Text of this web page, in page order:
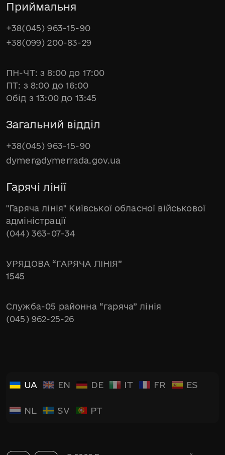
Приймальня
+38(045) 963-15-90
+38(099) 200-83-29
ПН-ЧТ: з 8:00 до 17:00
ПТ: з 8:00 до 16:00
Обід з 13:00 до 13:45
Загальний відділ
+38(045) 963-15-90
dymer@dymerrada.gov.ua
Гарячі лінії
"Гаряча лінія" Київської обласної військової
адміністрації
(044) 363-07-34
УРЯДОВА “ГАРЯЧА ЛІНІЯ”
1545
Служба-05 районна “гаряча” лінія
(045) 962-25-26
UA EN DE IT FR ES
NL SV PT